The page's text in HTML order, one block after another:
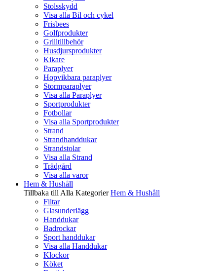
Stolsskydd
Visa alla Bil och cykel
Frisbees
Golfprodukter
Grilltillbehör
Husdjursprodukter
Kikare
Paraplyer
Hopvikbara paraplyer
Stormparaplyer
Visa alla Paraplyer
Sportprodukter
Fotbollar
Visa alla Sportprodukter
Strand
Strandhanddukar
Strandstolar
Visa alla Strand
Trädgård
Visa alla varor
Hem & Hushåll
Tillbaka till Alla Kategorier Hem & Hushåll
Filtar
Glasunderlägg
Handdukar
Badrockar
Sport handdukar
Visa alla Handdukar
Klockor
Köket